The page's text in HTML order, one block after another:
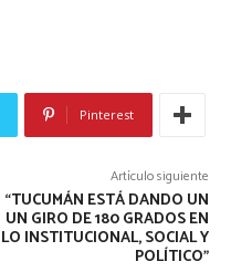
Pinterest
Artículo siguiente
“TUCUMÁN ESTÁ DANDO UN
UN GIRO DE 180 GRADOS EN
LO INSTITUCIONAL, SOCIAL Y
POLÍTICO”